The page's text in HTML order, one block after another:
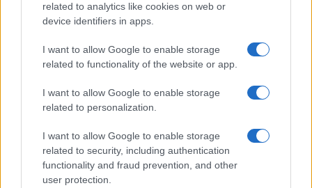
related to analytics like cookies on web or
device identifiers in apps.
I want to allow Google to enable storage
related to functionality of the website or app.
I want to allow Google to enable storage
related to personalization.
I want to allow Google to enable storage
related to security, including authentication
functionality and fraud prevention, and other
user protection.
Alpha Bank: Για πρώτη φορά το Αρχαίο Θέατρο Επιδαύρου
άνοιξε τις πύλες του σε όλους
ESG Report 2025: Πώς η ΑΒ Βασιλόπουλος μετατρέπει τη